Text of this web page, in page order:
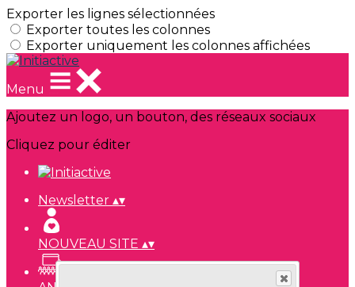
Exporter les lignes sélectionnées
Exporter toutes les colonnes
Exporter uniquement les colonnes affichées
Menu
Ajoutez un logo, un bouton, des réseaux sociaux
Cliquez pour éditer
Newsletter ▴▾
NOUVEAU SITE ▴▾